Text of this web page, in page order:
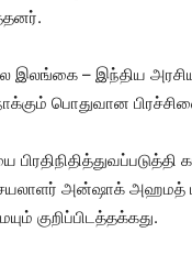
– இந்திய அரசியல்
பொதுவான
அன்ஷாக் அஹமத்
குறிப்பிடத்தக்கது.